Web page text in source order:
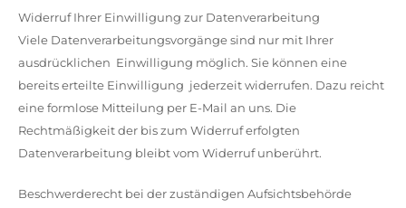
Widerruf Ihrer Einwilligung zur Datenverarbeitung
Viele Datenverarbeitungsvorgänge sind nur mit Ihrer
ausdrücklichen Einwilligung möglich. Sie können eine
bereits erteilte Einwilligung jederzeit widerrufen. Dazu reicht
eine formlose Mitteilung per E-Mail an uns. Die
Rechtmäßigkeit der bis zum Widerruf erfolgten
Datenverarbeitung bleibt vom Widerruf unberührt.
Beschwerderecht bei der zuständigen Aufsichtsbehörde